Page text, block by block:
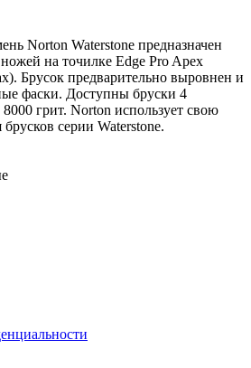
Norton Waterstone предназначен
на точилке Edge Pro Apex
Брусок предварительно выровнен и
фаски. Доступны бруски 4
8000 грит. Norton использует свою
серии Waterstone.